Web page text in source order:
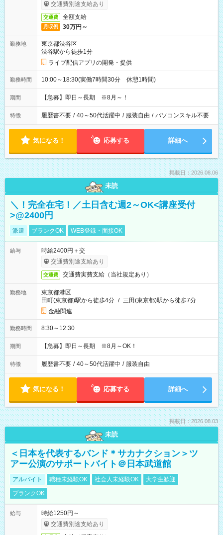
交通費別途支給あり
交通費 全額支給
月収例 30万円～
勤務地
東京都渋谷区
渋谷駅から徒歩1分
ライブ配信アプリの開発・提供
勤務時間 10:00～18:30(実働7時間30分 休憩1時間)
期間 【急募】即日～長期 ※8月～！
特徴 履歴書不要 / 40～50代活躍中 / 服装自由 / パソコンスキル不要
気になる！ 応募する 詳細へ
掲載日：2026.08.06
未読
＼！完全在宅！／土日含む週2～OK<講座受付
>@2400円
派遣 ブランクOK WEB登録・面接OK
給与
時給2400円＋交
交通費別途支給あり
交通費 交通費実費支給（当社規定あり）
勤務地
東京都港区
田町(東京都)駅から徒歩4分 / 三田(東京都)駅から徒歩7分
金融関連
勤務時間 8:30～12:30
期間 【急募】即日～長期 ※8月～OK！
特徴 履歴書不要 / 40～50代活躍中 / 服装自由
気になる！ 応募する 詳細へ
掲載日：2026.08.03
未読
＜日本を代表するバンド＊サカナクション＞ツ
アー公演のサポートバイト＠日本武道館
アルバイト 職種未経験OK 社会人未経験OK
大学生歓迎
ブランクOK
給与
時給1250円～
交通費別途支給あり